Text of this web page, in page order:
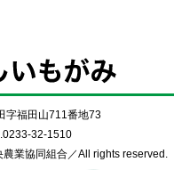
字福田山711番地73
32-1510
業協同組合／All rights reserved.